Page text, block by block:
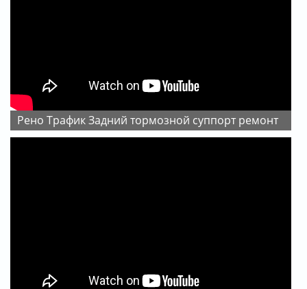
Рено Трафик Задний тормозной суппорт ремонт